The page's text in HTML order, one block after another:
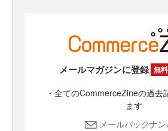
メールマガジンに登録 無料
・全てのCommerceZineの過去
ます
メールバックナ